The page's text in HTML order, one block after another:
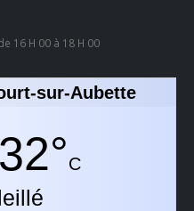
16 H 00 à 18 H 00
sur-Aubette
32°C